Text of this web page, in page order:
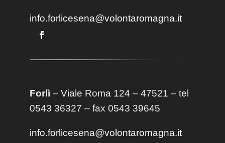
info.forlicesena@volontaromagna.it
Forlì – Viale Roma 124 – 47521 – tel
0543 36327 – fax 0543 39645
info.forlicesena@volontaromagna.it